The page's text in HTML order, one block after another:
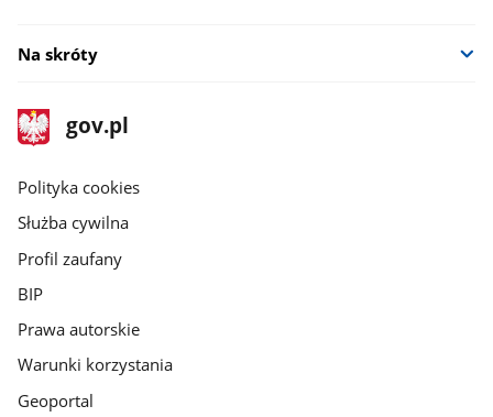
Na skróty
stopka
gov.pl
Strona
gov.pl
gov.pl
Polityka cookies
Służba cywilna
Profil zaufany
BIP
Prawa autorskie
Warunki korzystania
Geoportal